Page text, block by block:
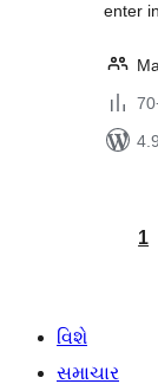
enter
પૃષ્ઠ1
વિશે
સમાચાર